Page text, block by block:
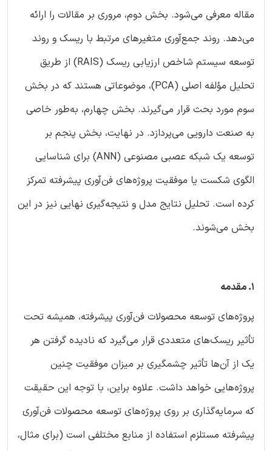
مقاله معرفی می‌شود. بخش دوم، مروری بر مقالات را ارائه
می‌دهد. روند جمع‌آوری متغیرهای مرتبط با ریسک و روند
توسعه سیستم شاخص ارزیابی ریسک (RAIS) از طریق
تحلیل مؤلفه اصلی (PCA)، موضوعاتی هستند که در بخش
سوم مورد بحث قرار می‌گیرند. بخش چهارم، به‌طور خاصی
به صنعت دارویی می‌پردازد. در نهایت، بخش پنجم بر
توسعه یک شبکه عصبی مصنوعی (ANN) برای شناسایی
الگوی شکست یا موفقیت پروژه‌های فن‌آوری پیشرفته تمرکز
کرده است. تحلیل نتایج مدل و نتیجه‌گیری نهایی نیز در این
بخش می‌شوند.
1. مقدمه
پروژه‌های توسعه محصولات فن‌آوری پیشرفته، همیشه تحت
تأثیر ریسک‌های متعددی قرار می‌گیرد که نادیده گرفتن هر
یک از آن‌ها تأثیر چشمگیری بر میزان موفقیت چنین
پروژه‌هایی خواهد داشت. علاوه براین، با توجه این حقیقت
که سرمایه‌گذاری بر روی پروژه‌های توسعه محصولات فن‌آوری
پیشرفته مستلزم استفاده از منابع مختلفی است (برای مثال،